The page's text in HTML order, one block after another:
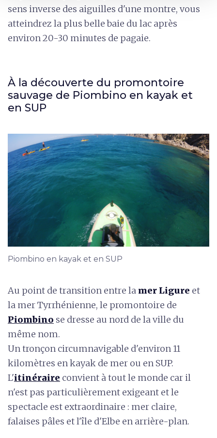
sens inverse des aiguilles d'une montre, vous
atteindrez la plus belle baie du lac après
environ 20-30 minutes de pagaie.
À la découverte du promontoire
sauvage de Piombino en kayak et
en SUP
Piombino en kayak et en SUP
Au point de transition entre la mer Ligure et
la mer Tyrrhénienne, le promontoire de
Piombino se dresse au nord de la ville du
même nom.
Un tronçon circumnavigable d'environ 11
kilomètres en kayak de mer ou en SUP.
L'itinéraire convient à tout le monde car il
n'est pas particulièrement exigeant et le
spectacle est extraordinaire : mer claire,
falaises pâles et l'île d'Elbe en arrière-plan.